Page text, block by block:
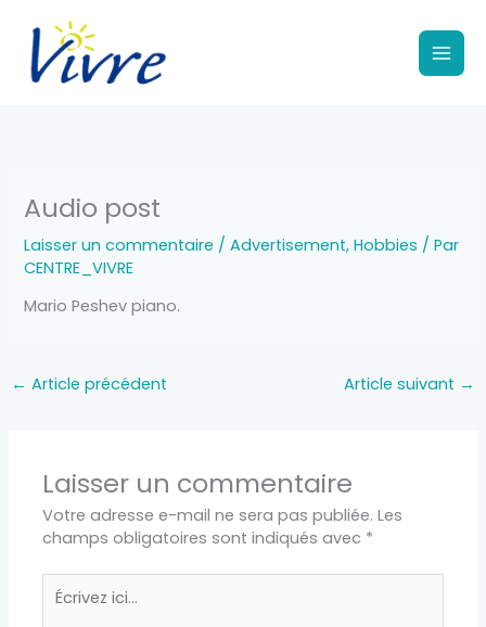
contenu
Audio post
Laisser un commentaire /Advertisement,Hobbies / Par
CENTRE_VIVRE
Mario Peshev piano.
← Article précédent Article suivant →
Laisser un commentaire
Votre adresse e-mail ne sera pas publiée. Les
champs obligatoires sont indiqués avec *
ici…